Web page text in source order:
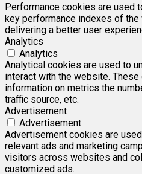
Performance cookies are used
key performance indexes of
delivering a better user
Analytics
Analytics
Analytical cookies are used to
interact with the website.
information on metrics the
traffic source, etc.
Advertisement
Advertisement
Advertisement cookies are
relevant ads and marketing
visitors across websites and
customized ads.